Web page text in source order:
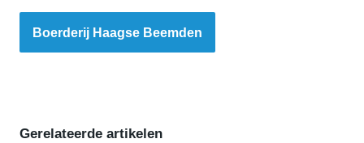
Boerderij Haagse Beemden
Gerelateerde artikelen